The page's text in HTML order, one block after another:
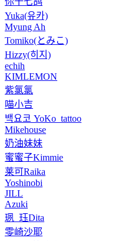
Yuka(유카)
Myung Ah
Tomiko(とみこ)
Hizzy(히지)
echih
KIMLEMON
紫氯氯
喵小吉
백요코 YoKo_tattoo
Mikehouse
奶油妹妹
蜜蜜子Kimmie
莱可Raika
Yoshinobi
JILL
Azuki
珟_珏Dita
零崎沙耶